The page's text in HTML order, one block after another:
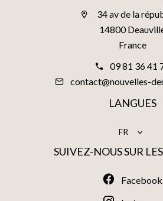
34 av de la
14800
France
09 81 36 41
contact@nouvelles-
LANGUES
FR
SUIVEZ-NOUS SUR
Facebook